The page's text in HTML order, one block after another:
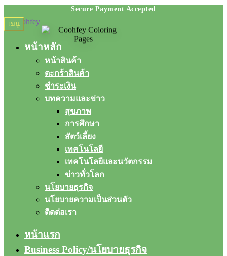
Skip
to
Skip
to
เมนู
หน้าหลัก
หน้าสินค้า
ตะกร้าสินค้า
ชำระเงิน
บทความและข่าว
สุขภาพ
การศึกษา
สัตว์เลี้ยง
เทคโนโลยี
เทคโนโลยีและนวัตกรรม
ข่าวทั่วโลก
นโยบายธุรกิจ
นโยบายความเป็นส่วนตัว
ติดต่อเรา
หน้าแรก
Business Policy/นโยบายธุรกิจ